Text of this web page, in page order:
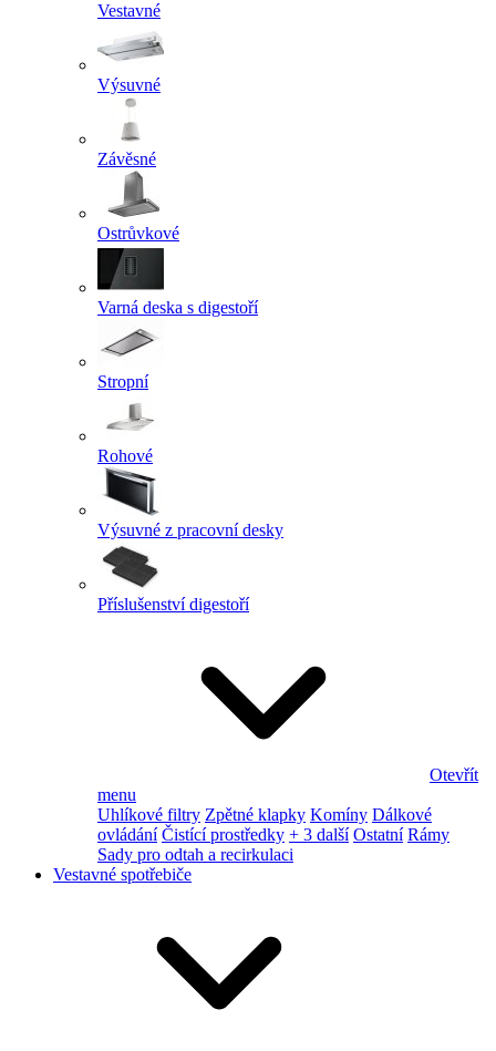
Vestavné
Výsuvné
Závěsné
Ostrůvkové
Varná deska s digestoří
Stropní
Rohové
Výsuvné z pracovní desky
Příslušenství digestoří
Otevřít
menu
Uhlíkové filtry Zpětné klapky Komíny Dálkové
ovládání Čistící prostředky + 3 další Ostatní Rámy
Sady pro odtah a recirkulaci
Vestavné spotřebiče